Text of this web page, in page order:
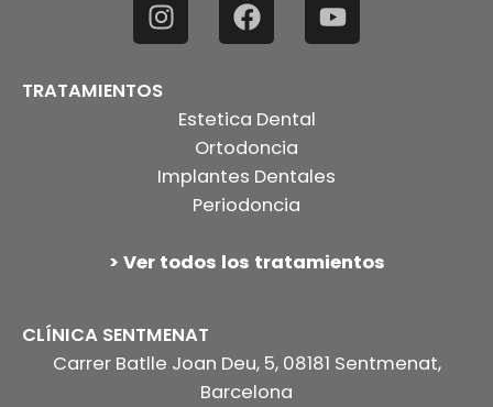
TRATAMIENTOS
Estetica Dental
Ortodoncia
Implantes Dentales
Periodoncia
> Ver todos los tratamientos
CLÍNICA SENTMENAT
Carrer Batlle Joan Deu, 5, 08181 Sentmenat,
Barcelona